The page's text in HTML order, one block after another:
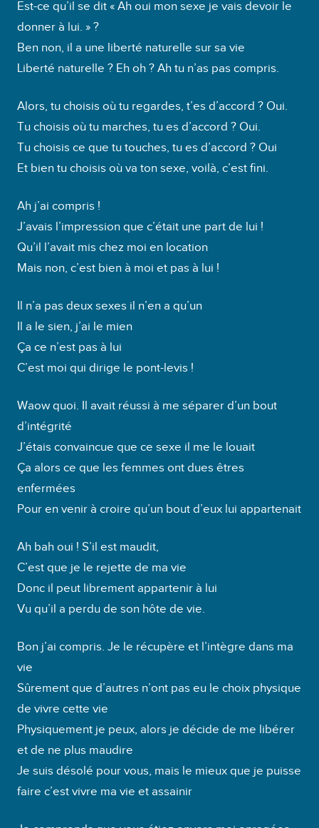
Est-ce qu’il se dit « Ah oui mon sexe je vais devoir le
donner à lui. » ?
Ben non, il a une liberté naturelle sur sa vie
Liberté naturelle ? Eh oh ? Ah tu n’as pas compris.
Alors, tu choisis où tu regardes, t’es d’accord ? Oui.
Tu choisis où tu marches, tu es d’accord ? Oui.
Tu choisis ce que tu touches, tu es d’accord ? Oui
Et bien tu choisis où va ton sexe, voilà, c’est fini.
Ah j’ai compris !
J’avais l’impression que c’était une part de lui !
Qu’il l’avait mis chez moi en location
Mais non, c’est bien à moi et pas à lui !
Il n’a pas deux sexes il n’en a qu’un
Il a le sien, j’ai le mien
Ça ce n’est pas à lui
C’est moi qui dirige le pont-levis !
Waow quoi. Il avait réussi à me séparer d’un bout
d’intégrité
J’étais convaincue que ce sexe il me le louait
Ça alors ce que les femmes ont dues êtres
enfermées
Pour en venir à croire qu’un bout d’eux lui appartenait
Ah bah oui ! S’il est maudit,
C’est que je le rejette de ma vie
Donc il peut librement appartenir à lui
Vu qu’il a perdu de son hôte de vie.
Bon j’ai compris. Je le récupère et l’intègre dans ma
vie
Sûrement que d’autres n’ont pas eu le choix physique
de vivre cette vie
Physiquement je peux, alors je décide de me libérer
et de ne plus maudire
Je suis désolé pour vous, mais le mieux que je puisse
faire c’est vivre ma vie et assainir